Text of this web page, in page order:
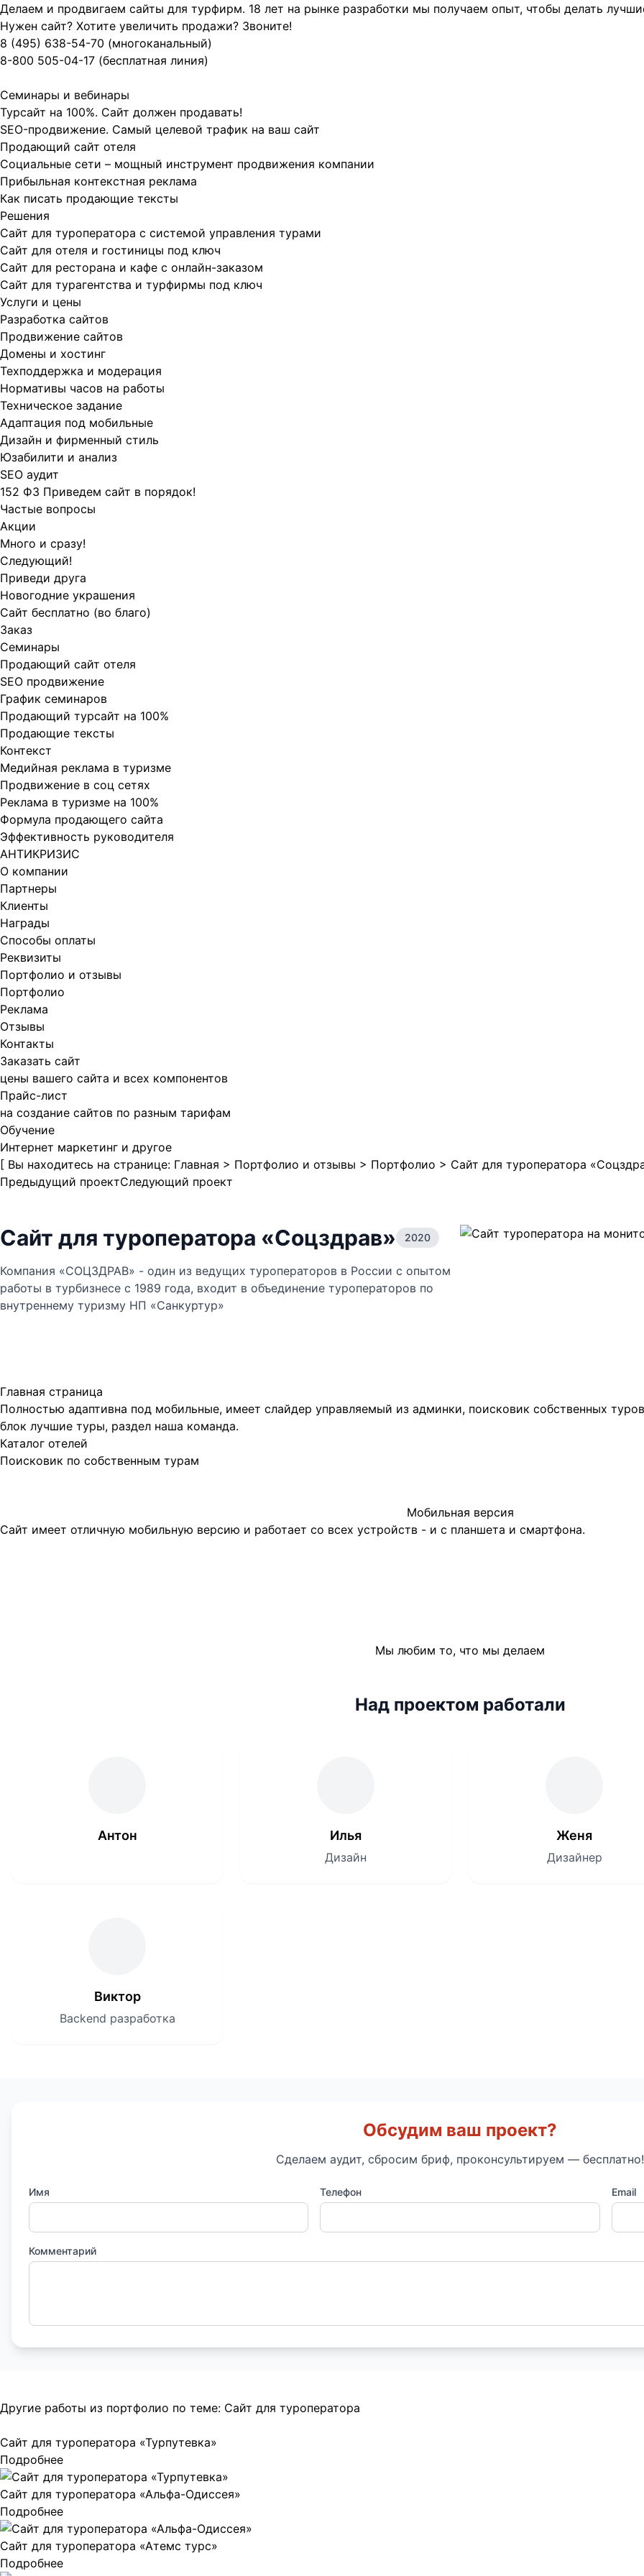
Делаем и продвигаем сайты для турфирм. 18 лет на рынке разработки мы получаем опыт, чтобы делать
Нужен сайт? Хотите увеличить продажи? Звоните!
8 (495) 638-54-70 (многоканальный)
8-800 505-04-17 (бесплатная линия)
Семинары и вебинары
Турсайт на 100%. Сайт должен продавать!
SEO-продвижение. Самый целевой трафик на ваш сайт
Продающий сайт отеля
Социальные сети – мощный инструмент продвижения компании
Прибыльная контекстная реклама
Как писать продающие тексты
Решения
Сайт для туроператора с системой управления турами
Сайт для отеля и гостиницы под ключ
Сайт для ресторана и кафе с онлайн-заказом
Сайт для турагентства и турфирмы под ключ
Услуги и цены
Разработка сайтов
Продвижение сайтов
Домены и хостинг
Техподдержка и модерация
Нормативы часов на работы
Техническое задание
Адаптация под мобильные
Дизайн и фирменный стиль
Юзабилити и анализ
SEO аудит
152 ФЗ Приведем сайт в порядок!
Частые вопросы
Акции
Много и сразу!
Следующий!
Приведи друга
Новогодние украшения
Сайт бесплатно (во благо)
Заказ
Cеминары
Продающий сайт отеля
SEO продвижение
График семинаров
Продающий турсайт на 100%
Продающие тексты
Контекст
Медийная реклама в туризме
Продвижение в соц сетях
Реклама в туризме на 100%
Формула продающего сайта
Эффективность руководителя
АНТИКРИЗИС
О компании
Партнеры
Клиенты
Награды
Способы оплаты
Реквизиты
Портфолио и отзывы
Портфолио
Реклама
Отзывы
Контакты
Заказать сайт
цены вашего сайта и всех компонентов
Прайс-лист
на создание сайтов по разным тарифам
Обучение
Интернет маркетинг и другое
[ Вы находитесь на странице: Главная > Портфолио и отзывы > Портфолио > Сайт для туроператора
Предыдущий проектСледующий проект
Сайт для туроператора «Соцздрав» 2020
Компания «СОЦЗДРАВ» - один из ведущих туроператоров в России с опытом
работы в турбизнесе с 1989 года, входит в объединение туроператоров по
внутреннему туризму НП «Санкуртур»
Главная страница
Полностью адаптивна под мобильные, имеет слайдер управляемый из админки, поисковик собственных
блок лучшие туры, раздел наша команда.
Каталог отелей
Поисковик по собственным турам
Мобильная версия
Сайт имеет отличную мобильную версию и работает со всех устройств - и с планшета и смартфона.
Мы любим то, что мы делаем
Над проектом работали
Антон Илья
Дизайн
Женя
Дизайнер
Виктор
Backend разработка
Обсудим ваш проект?
Сделаем аудит, сбросим бриф, проконсультируем — бесплатно!
Имя Телефон Email
Комментарий
Другие работы из портфолио по теме: Сайт для туроператора
Сайт для туроператора «Турпутевка»
Подробнее
Сайт для туроператора «Альфа-Одиссея»
Подробнее
Сайт для туроператора «Атемс турс»
Подробнее